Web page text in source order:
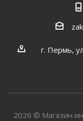
г. Пермь,
2026 © Магазин